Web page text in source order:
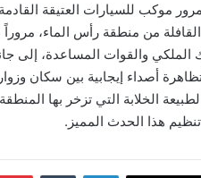
موكب للسيارات العتيقة
من منطقة رأس الماء،
والقوات المساعدة، إلى
أصداء إيجابية بين سكان
الخلابة التي تزخر بها
هذا الحدث المميز.
لينكدإن